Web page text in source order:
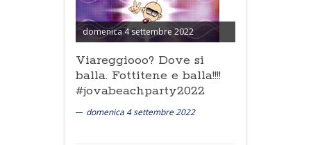
domenica 4 settembre 2022
Viareggiooo? Dove si
balla. Fottitene e balla!!!!
#jovabeachparty2022
domenica 4 settembre 2022